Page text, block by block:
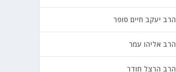
הרב יעקב חיים סופר
הרב אליהו עמר
הרב הרצל חודר